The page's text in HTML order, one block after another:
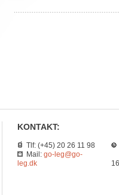
KONTAKT:
Tlf: (+45) 20 26 11 98
Mail: go-leg@go-
leg.dk